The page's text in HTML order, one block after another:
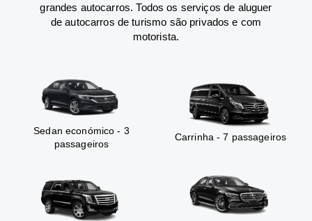
grandes autocarros. Todos os serviços de aluguer
de autocarros de turismo são privados e com
motorista.
Sedan económico - 3
passageiros
Carrinha - 7 passageiros